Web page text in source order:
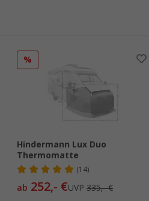
%
Hindermann Lux Duo
Thermomatte
(14)
ab 252,- €UVP335,- €